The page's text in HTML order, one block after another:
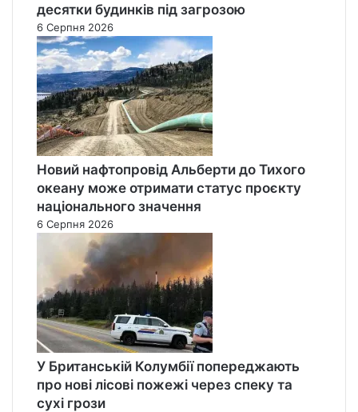
десятки будинків під загрозою
6 Серпня 2026
Новий нафтопровід Альберти до Тихого
океану може отримати статус проєкту
національного значення
6 Серпня 2026
У Британській Колумбії попереджають
про нові лісові пожежі через спеку та
сухі грози